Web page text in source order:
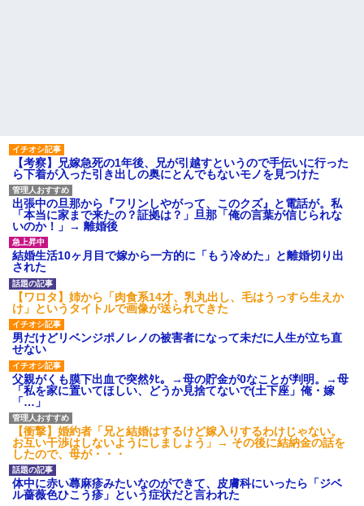
の？ｗｗ」「逆に超安い」
私「ちょっと、人の家の金庫
触らないでよ！」キチママ『そ
こに金庫があったから、開けて
みようとしただけ☆』義兄「泥
は出てけ！二度と来るな！」結
果・・・
私「初めて飲む味だけどなん
のお茶？」彼「ちっ！」私「」
【GIF】JSのカンチョーワロ
タ
後続車にクラクションを鳴ら
され彼氏が逆切れ。「何クラク
ション鳴らしてんだ！降りてこ
いよ！」と怒鳴りだし...
【衝撃】報酬100万円超の治験
募集がこちらｗｗｗｗｗ(※画像
あり)
【ネット騒然】惨殺されたタ
ワマン頂き女子のこの動画、す
げえええええｗｗｗｗｗｗｗｗ
ｗｗｗ
【愕然】白のクラウン俺氏、
高速道路左車線を制限速度で走
った結果wwwwwwwwwwww
百年の恋12-899 食べた量を
張り合ってくる
【考察】兄嫁急死の1年後、兄が引越すというので手伝いに行った
ら下着が入った引き出しの奥にとんでもないモノを見つけた
出張中の旦那から『フリンしやがって、このクズ』と電話が。私
「本当に家まで来たの？証拠は？」旦那「俺の言葉が信じられな
いのか！」→ 離婚後
結婚生活10ヶ月目で嫁から一方的に「もう冷めた」と離婚切り出
された
【ワロタ】姉から「肉食系14才、乳丸出し、毛はうっすら生えか
け」というタイトルで画像が送られてきた
男だけどリベンジポノレノの被害者になって未だに人生が立ち直
せない
父親がくも膜下出血で突然ﾀﾋ。→母の貯金が0なことが判明。→母
「私を家に置いてほしい、どうか見捨てないで(土下座」俺・嫁
「…」
【衝撃】婚約者「兄と結婚はするけど嫁入りするわけじゃない。
お互い干渉はしないようにしましょう」→ その後に結納金の話を
したので、母が・・・
体中に赤い蕁麻疹みたいなのができて、皮膚科にいったら「ジベ
ル薔薇色ひこう疹」という症状だと言われた